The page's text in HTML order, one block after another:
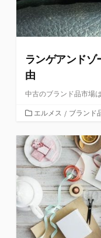
ランゲアンド
由
中古のブランド品市場
カ
ゴ
リ
ー
エルメス / ブランド